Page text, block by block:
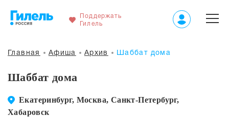
Поддержать
Гилель
Главная Афиша Архив Шаббат дома
Шаббат дома
Екатеринбург, Москва, Санкт-Петербург,
Хабаровск